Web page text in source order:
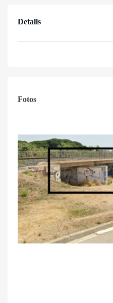
Detalls
Fotos